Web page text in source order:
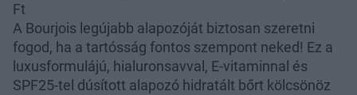
Ft
A Bourjois legújabb alapozóját biztosan szeretni
fogod, ha a tartósság fontos szempont neked! Ez a
luxusformulájú, hialuronsavval, E-vitaminnal és
SPF25-tel dúsított alapozó hidratált bőrt kölcsönöz